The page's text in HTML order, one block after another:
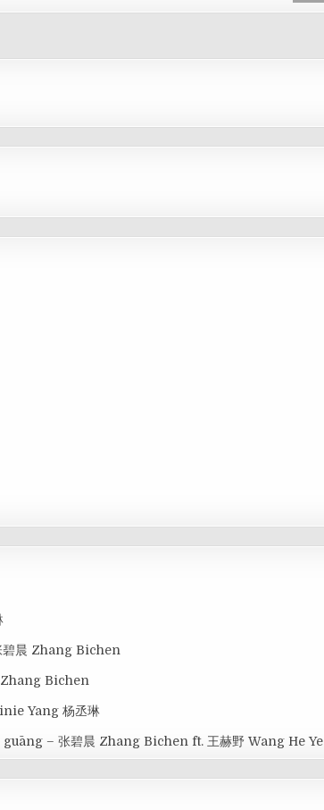
晨 Zhang Bichen
Bichen
Yang 杨丞琳
– 张碧晨 Zhang Bichen ft. 王赫野 Wang He Ye